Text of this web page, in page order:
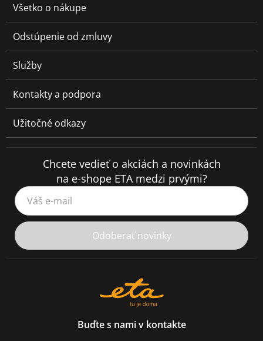
Všetko o nákupe
Odstúpenie od zmluvy
Služby
Kontakty a podpora
Užitočné odkazy
Chcete vedieť o akciách a novinkách
na e-shope ETA medzi prvými?
Váš e-mail
Odoberať novinky
Buďte s nami v kontakte